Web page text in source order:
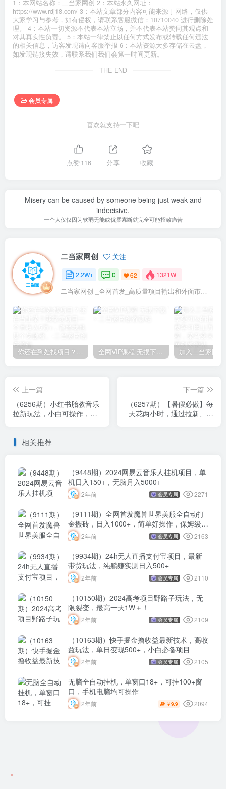
1：本网站名称：二当家网创 2：本站永久网址：
https://www.rdj18.com/ 3：本站文章部分内容可能来源于网络，仅供
大家学习与参考，如有侵权，请联系客服微信：10710040 进行删除处
理。 4：本站一切资源不代表本站立场，并不代表本站赞同其观点和
对其真实性负责。 5：本站一律禁止以任何方式发布或转载任何违法
的相关信息，访客发现请向客服举报 6：本站资源大多存储在云盘，
如发现链接失效，请联系我们我们会第一时间更新。
THE END
会员专属
喜欢就支持一下吧
点赞116 分享 收藏
Misery can be caused by someone being just weak and
indecisive.
一个人仅仅因为软弱无能或优柔寡断就完全可能招致痛苦
二当家网创 关注
2.2W+ 0 62 1321W+
二当家网创-_全网首发_高质量项目输出和外面市场高价课程一模一样
你还在到处找项目？还在当韭菜？我靠卖项目一个月收入5万+，曾经我也是个失败者。 全网VIP课程 无损下载~
上一篇
（6256期）小红书胎教音乐
拉新玩法，小白可操作，日
下一篇
（6257期）【暑假必做】每
天花两小时，通过拉新、卖
相关推荐
（9448期）2024网易云音乐人挂机项目，单
机日入150+，无脑月入5000+
2年前 会员专属 2271
（9111期）全网首发魔兽世界美服全自动打
金搬砖，日入1000+，简单好操作，保姆级教
学
2年前 会员专属 2163
（9934期）24h无人直播支付宝项目，最新
带货玩法，纯躺赚实测日入500+
2年前 会员专属 2110
（10150期）2024高考项目野路子玩法，无
限裂变，最高一天1W＋！
2年前 会员专属 2109
（10163期）快手掘金撸收益最新技术，高收
益玩法，单日变现500+，小白必备项目
2年前 会员专属 2105
无脑全自动挂机，单窗口18+，可挂100+窗
口，手机电脑均可操作
2年前 ￥9.9 2094